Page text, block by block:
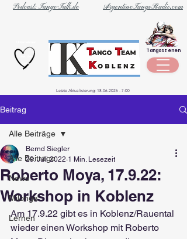
ArgentineTangoRadio.com
Podcast: Tango-Talk.de
Szene
Tangoszenen
Letzte Aktualisierung: 18.06.2026 - 7:00
Beitrag
Alle Beiträge
News
Milonga
Lernen
Alle Beiträge
Roberto Moya, 17.9.22:
Workshop in Koblenz
Bernd Siegler
29. Juli 2022 1 Min. Lesezeit
Am 17.9.22 gibt es in Koblenz/Rauental
wieder einen Workshop mit Roberto